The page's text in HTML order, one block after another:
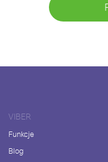
VIBER
Funkcje
Blog